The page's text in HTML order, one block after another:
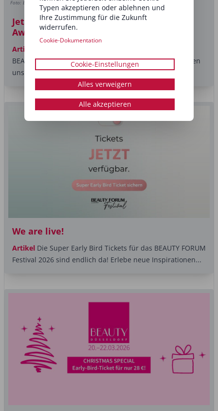
Foto: BEAUTY FORUM Stars Award
Jetzt abstimmen: BEAUTY FORUM Stars
Award 2026
Artikel
BEAUTY FORUM Stars Award 2026 abstimmen! Wir freuen
uns riesig über einen...
We are live!
Artikel Die Super Early Bird Tickets für das BEAUTY FORUM
Festival 2026 sind endlich da! Erlebe neue Inspirationen...
Typen akzeptieren oder ablehnen und
Ihre Zustimmung für die Zukunft
widerrufen.
Cookie-Dokumentation
Cookie-Einstellungen
Alles verweigern
Alle akzeptieren